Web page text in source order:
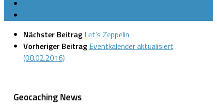
Nächster Beitrag Let’s Zeppelin
Vorheriger Beitrag Eventkalender aktualisiert
(08.02.2016)
Geocaching News